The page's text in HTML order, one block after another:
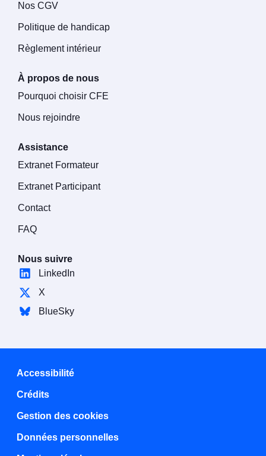
Nos CGV
Politique de handicap
Règlement intérieur
À propos de nous
Pourquoi choisir CFE
Nous rejoindre
Assistance
Extranet Formateur
Extranet Participant
Contact
FAQ
Nous suivre
LinkedIn
X
BlueSky
Accessibilité
Crédits
Gestion des cookies
Données personnelles